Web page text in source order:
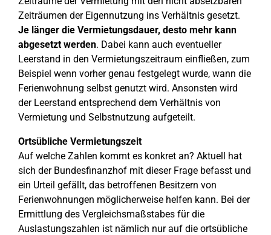
Zeiträumen der Eigennutzung ins Verhältnis gesetzt.
Je länger die Vermietungsdauer, desto mehr kann
abgesetzt werden. Dabei kann auch eventueller
Leerstand in den Vermietungszeitraum einfließen, zum
Beispiel wenn vorher genau festgelegt wurde, wann die
Ferienwohnung selbst genutzt wird. Ansonsten wird
der Leerstand entsprechend dem Verhältnis von
Vermietung und Selbstnutzung aufgeteilt.
Ortsübliche Vermietungszeit
Auf welche Zahlen kommt es konkret an? Aktuell hat
sich der Bundesfinanzhof mit dieser Frage befasst und
ein Urteil gefällt, das betroffenen Besitzern von
Ferienwohnungen möglicherweise helfen kann. Bei der
Ermittlung des Vergleichsmaßstabes für die
Auslastungszahlen ist nämlich nur auf die ortsübliche